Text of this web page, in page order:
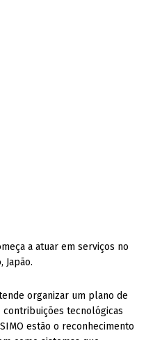
a atuar em serviços no
Japão.
organizar um plano de
tecnológicas
estão o reconhecimento